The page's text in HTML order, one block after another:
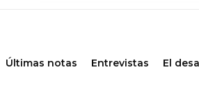
Últimas notas Entrevistas El